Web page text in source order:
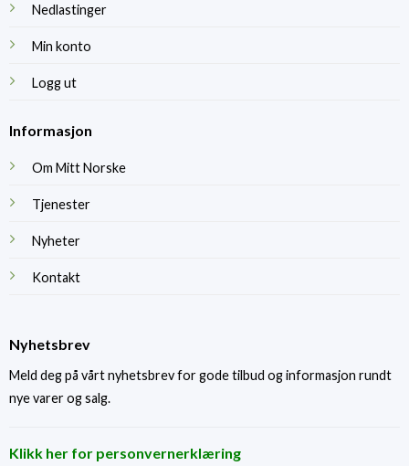
Nedlastinger
Min konto
Logg ut
Informasjon
Om Mitt Norske
Tjenester
Nyheter
Kontakt
Nyhetsbrev
Meld deg på vårt nyhetsbrev for gode tilbud og informasjon rundt
nye varer og salg.
Klikk her for personvernerklæring